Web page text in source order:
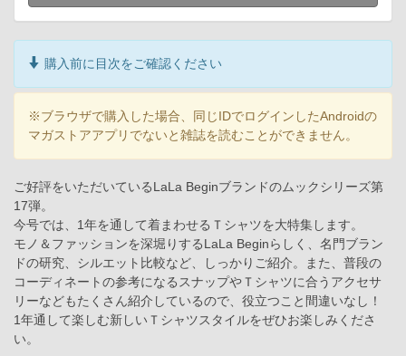
購入前に目次をご確認ください
※ブラウザで購入した場合、同じIDでログインしたAndroidの
マガストアアプリでないと雑誌を読むことができません。
ご好評をいただいているLaLa Beginブランドのムックシリーズ第
17弾。
今号では、1年を通して着まわせるＴシャツを大特集します。
モノ＆ファッションを深堀りするLaLa Beginらしく、名門ブラン
ドの研究、シルエット比較など、しっかりご紹介。また、普段の
コーディネートの参考になるスナップやＴシャツに合うアクセサ
リーなどもたくさん紹介しているので、役立つこと間違いなし！
1年通して楽しむ新しいＴシャツスタイルをぜひお楽しみくださ
い。